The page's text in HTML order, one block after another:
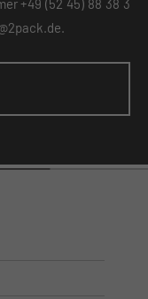
+49 (52 45) 88 38 3
.